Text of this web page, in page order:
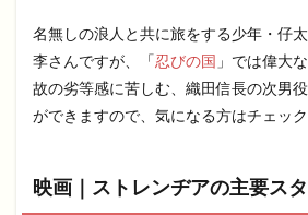
名無しの浪人と共に旅をする少年・仔
李さんですが、「忍びの国 」では偉大
故の劣等感に苦しむ、織田信長の次男
ができますので、気になる方はチェッ
映画｜ストレンヂアの主要ス